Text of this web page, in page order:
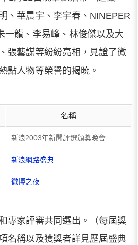
、華晨宇、李宇春、NINEPER
一龍、李易峰、林俊傑以及大
張藝謀等紛紛亮相，見證了微
點人物等榮譽的揭曉。
名稱
新浪2003年新聞評選頒獎晚會
新浪網路盛典
微博之夜
專家評審共同選出。（每屆獎
名稱以及獲獎者詳見歷屆盛典